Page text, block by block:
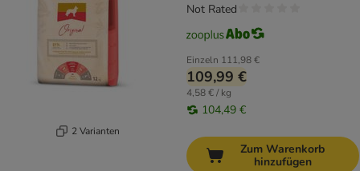
2 Varianten
Einzeln 111,98 €
109,99 €
4,58 € / kg
104,49 €
Not Rated
Zum Warenkorb
hinzufügen